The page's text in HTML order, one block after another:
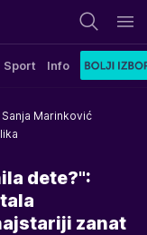
Sport Info
Sanja Marinković
dete?":
zanat